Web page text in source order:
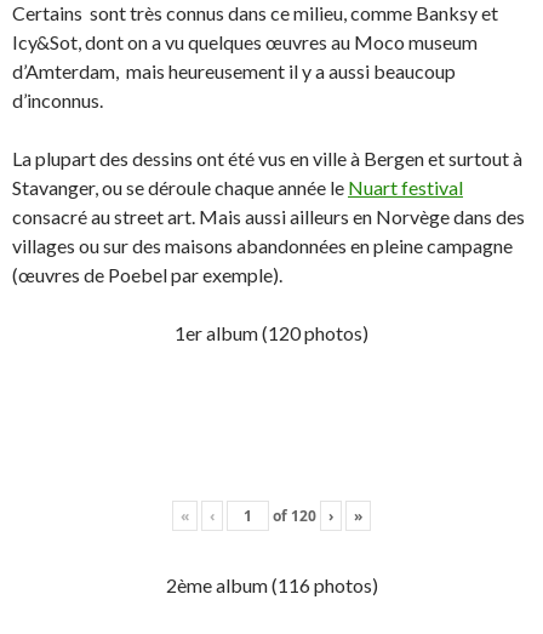
Certains sont très connus dans ce milieu, comme Banksy et
Icy&Sot, dont on a vu quelques œuvres au Moco museum
d’Amterdam, mais heureusement il y a aussi beaucoup
d’inconnus.
La plupart des dessins ont été vus en ville à Bergen et surtout à
Stavanger, ou se déroule chaque année le Nuart festival
consacré au street art. Mais aussi ailleurs en Norvège dans des
villages ou sur des maisons abandonnées en pleine campagne
(œuvres de Poebel par exemple).
1er album (120 photos)
« ‹ of 120 › »
2ème album (116 photos)